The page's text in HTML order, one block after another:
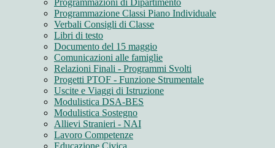
Programmazioni di Dipartimento
Programmazione Classi Piano Individuale
Verbali Consigli di Classe
Libri di testo
Documento del 15 maggio
Comunicazioni alle famiglie
Relazioni Finali - Programmi Svolti
Progetti PTOF - Funzione Strumentale
Uscite e Viaggi di Istruzione
Modulistica DSA-BES
Modulistica Sostegno
Allievi Stranieri - NAI
Lavoro Competenze